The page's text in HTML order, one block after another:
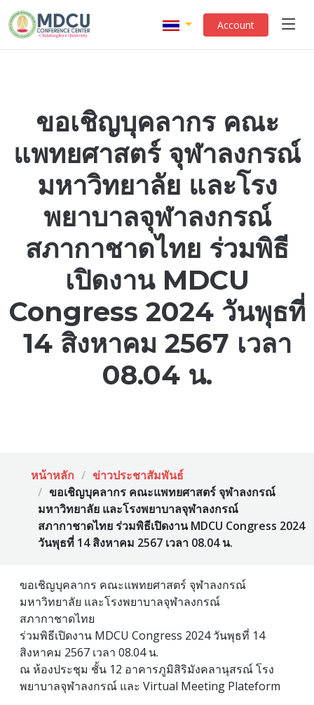
Account
ขอเชิญบุคลากร คณะ
แพทยศาสตร์ จุฬาลงกรณ์
มหาวิทยาลัย และโรง
พยาบาลจุฬาลงกรณ์
สภากาชาดไทย ร่วมพิธี
เปิดงาน MDCU
Congress 2024 วันพุธที่
14 สิงหาคม 2567 เวลา
08.04 น.
หน้าหลัก
ข่าวประชาสัมพันธ์
ขอเชิญบุคลากร คณะแพทยศาสตร์ จุฬาลงกรณ์
มหาวิทยาลัย และโรงพยาบาลจุฬาลงกรณ์
สภากาชาดไทย ร่วมพิธีเปิดงาน MDCU Congress 2024
วันพุธที่ 14 สิงหาคม 2567 เวลา 08.04 น.
ขอเชิญบุคลากร คณะแพทยศาสตร์ จุฬาลงกรณ์
มหาวิทยาลัย และโรงพยาบาลจุฬาลงกรณ์
สภากาชาดไทย
ร่วมพิธีเปิดงาน MDCU Congress 2024 วันพุธที่ 14
สิงหาคม 2567 เวลา 08.04 น.
ณ ห้องประชุม ชั้น 12 อาคารภูมิสิริมังคลานุสรณ์ โรง
พยาบาลจุฬาลงกรณ์ และ Virtual Meeting Plateform